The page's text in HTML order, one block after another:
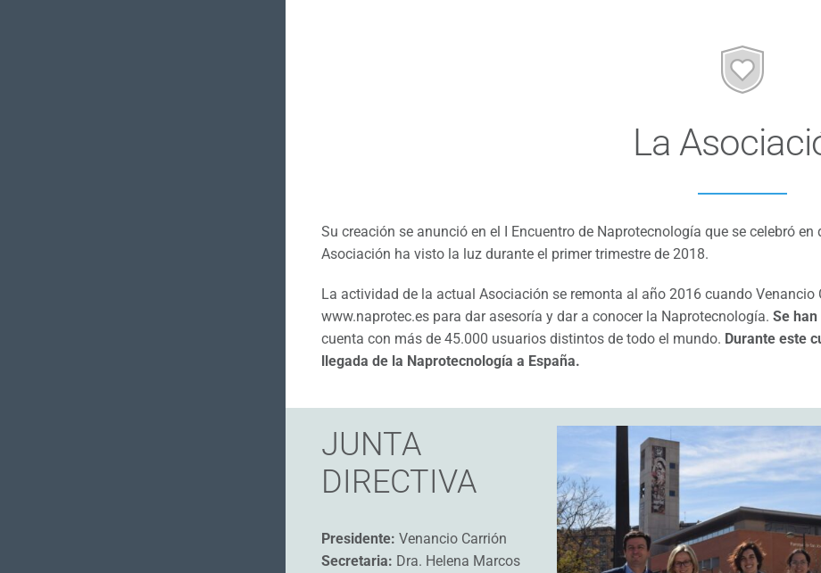
La
Su creación se anunció en el I Encuentro de Naprotecnología que se celebró
Asociación ha visto la luz durante el primer trimestre de 2018.
La actividad de la actual Asociación se remonta al año 2016 cuando
www.naprotec.es para dar asesoría y dar a conocer la Naprotecnología. Se
cuenta con más de 45.000 usuarios distintos de todo el mundo. Durante este
llegada de la Naprotecnología a España.
JUNTA
DIRECTIVA
Presidente: Venancio Carrión
Secretaria: Dra. Helena Marcos